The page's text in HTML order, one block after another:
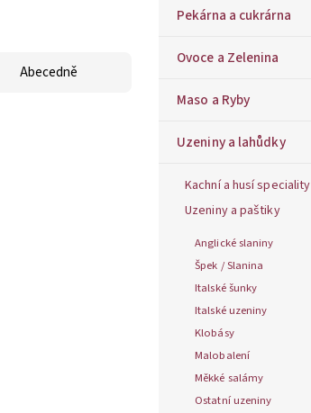
Pekárna a cukrárna
Ovoce a Zelenina
Maso a Ryby
Uzeniny a lahůdky
Kachní a husí speciality
Uzeniny a paštiky
Anglické slaniny
Špek / Slanina
Italské šunky
Italské uzeniny
Klobásy
Malobalení
Měkké salámy
Ostatní uzeniny
Abecedně